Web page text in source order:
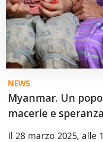
NEWS
Myanmar. Un
macerie e speranza
Il 28 marzo 2025, alle